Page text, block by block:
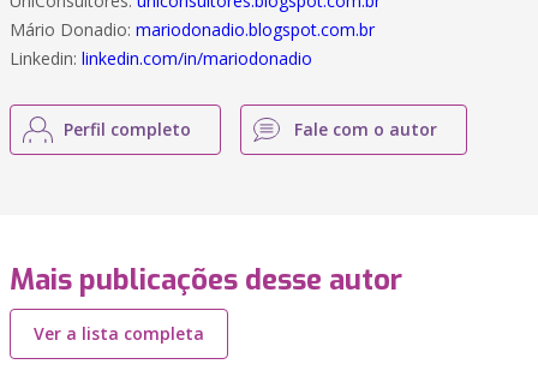
Mário Donadio: mariodonadio.blogspot.com.br
Linkedin: linkedin.com/in/mariodonadio
Perfil completo Fale com o autor
Mais publicações desse autor
Ver a lista completa